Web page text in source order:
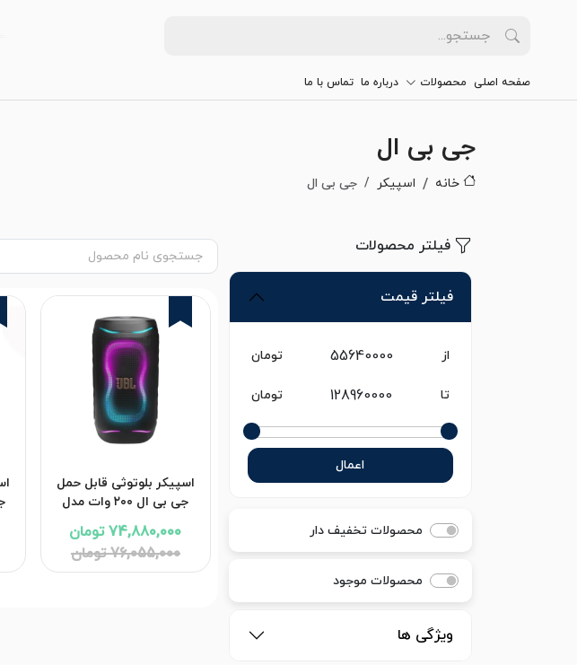
صفحه اصلی محصولات درباره ما تماس با ما
جی بی ال
خانه اسپیکر جی بی ال
فیلتر محصولات
فیلتر قیمت
از تومان
تا تومان
اعمال
محصولات تخفیف دار
محصولات موجود
ویژگی ها
اسپیکر بلوتوثی قابل حمل
جی بی ال ۲۰۰ وات مدل
ماهه شرکتی
74,880,000 تومان
76,055,000 تومان